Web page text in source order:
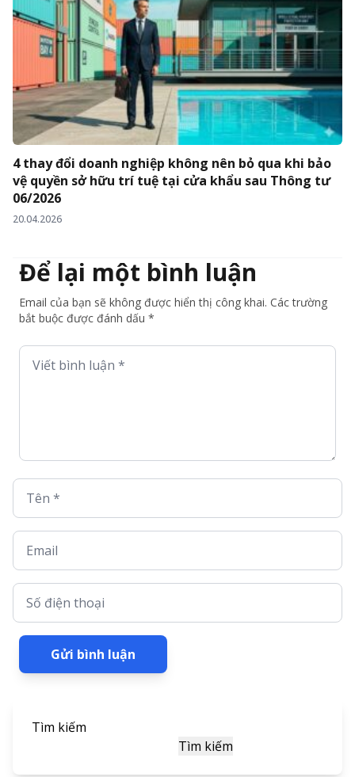
4 thay đổi doanh nghiệp không nên bỏ qua khi bảo
vệ quyền sở hữu trí tuệ tại cửa khẩu sau Thông tư
06/2026
20.04.2026
Để lại một bình luận
Email của bạn sẽ không được hiển thị công khai. Các trường
bắt buộc được đánh dấu *
Viết bình luận *
Tên *
Email
Số điện thoại
Gửi bình luận
Tìm kiếm
Tìm kiếm